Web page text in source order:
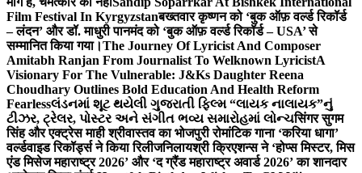
Film Festival In Kyrgyzstanबख्तवार कृष्णन को ‘बुक ऑफ़ वर्ल्ड रिकॉर्ड
– लंदन’ और डॉ. माधुरी पानमंद को ‘बुक ऑफ़ वर्ल्ड रिकॉर्ड – USA’ से
सम्मानित किया गया।The Journey Of Lyricist And Composer
Amitabh Ranjan From Journalist To Welknown LyricistA
Visionary For The Vulnerable: J&Ks Daughter Reena
Choudhary Outlines Bold Education And Health Reform
Fearlessલંડનમાં શૂટ થયેલી ગુજરાતી ફિલ્મ “લાયક નાલાયક”નું
ટીઝર, ટ્રેલર, પોસ્ટર અને સંગીત ભવ્ય સમારોહમાં લોન્ચसिंगर सुगम
सिंह और एक्ट्रेस माही श्रीवास्तव का भोजपुरी रोमांटिक गाना ‘करिया धागा’
वर्ल्डवाइड रिकॉर्ड्स ने किया रिलीजनिलायश्री क्रिएशन्स ने ‘होप्स मिस्टर, मिस
एंड मिसेज महाराष्ट्र 2026’ और ‘द ग्रैंड महाराष्ट्र अवार्ड 2026’ का शानदार